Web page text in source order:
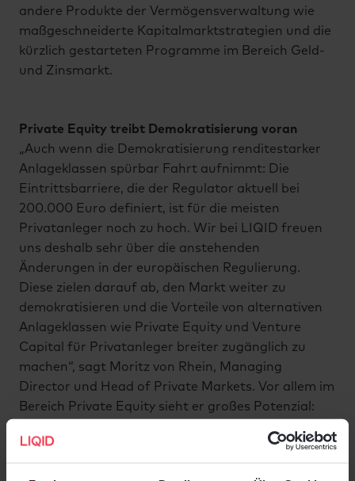
andere Produkte der Vermögensverwaltung wie
maßgeschneiderte Kapitalmarktstrategien und die
kürzlich gestarteten Programme im Bereich Geld-
und Zinsmarkt.
Private Equity treibt Demokratisierung voran
„Auch wenn die Demokratisierung renditestarker
Anlageklassen spürbar Fahrt aufnimmt: Die
Eintrittsbarriere, die der Regulator aktuell bei
200.000 Euro definiert, ist für die meisten
Privatanleger noch zu hoch. Wir bei LIQID freuen
uns deshalb sehr über die anstehenden
Änderungen in der europäischen Regulierung.
Diese zielen darauf ab, den Markt weiter zu
demokratisieren und die Vorteile von alternativen
Anlageklassen wie Private Equity und Venture
Capital für Privatanleger breiter zugänglich zu
machen“, sagt Moritz von Rhein, Managing
Director und Head of Private Markets. Vor allem im
Bereich Private Equity sieht er großes Potenzial:
Equity anderen alternativen Anlageklassen um
mehrere Jahre voraus.“ Auch deshalb arbeitet